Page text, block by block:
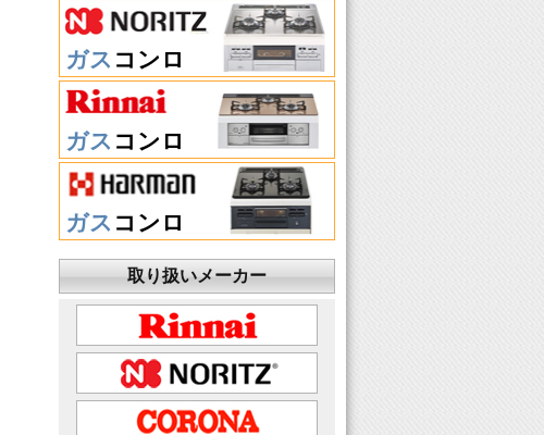
ガス コンロ
ガス コンロ
ガス コンロ
取り扱いメーカー